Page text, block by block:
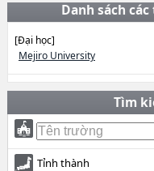
Danh sách
[Đại học]
Mejiro University
Tìm
Tỉnh thành